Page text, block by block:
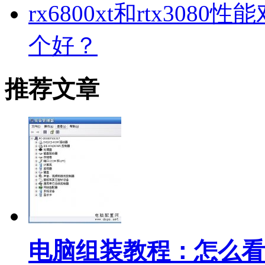
rx6800xt和rtx3080性
个好？
推荐文章
电脑组装教程：怎么